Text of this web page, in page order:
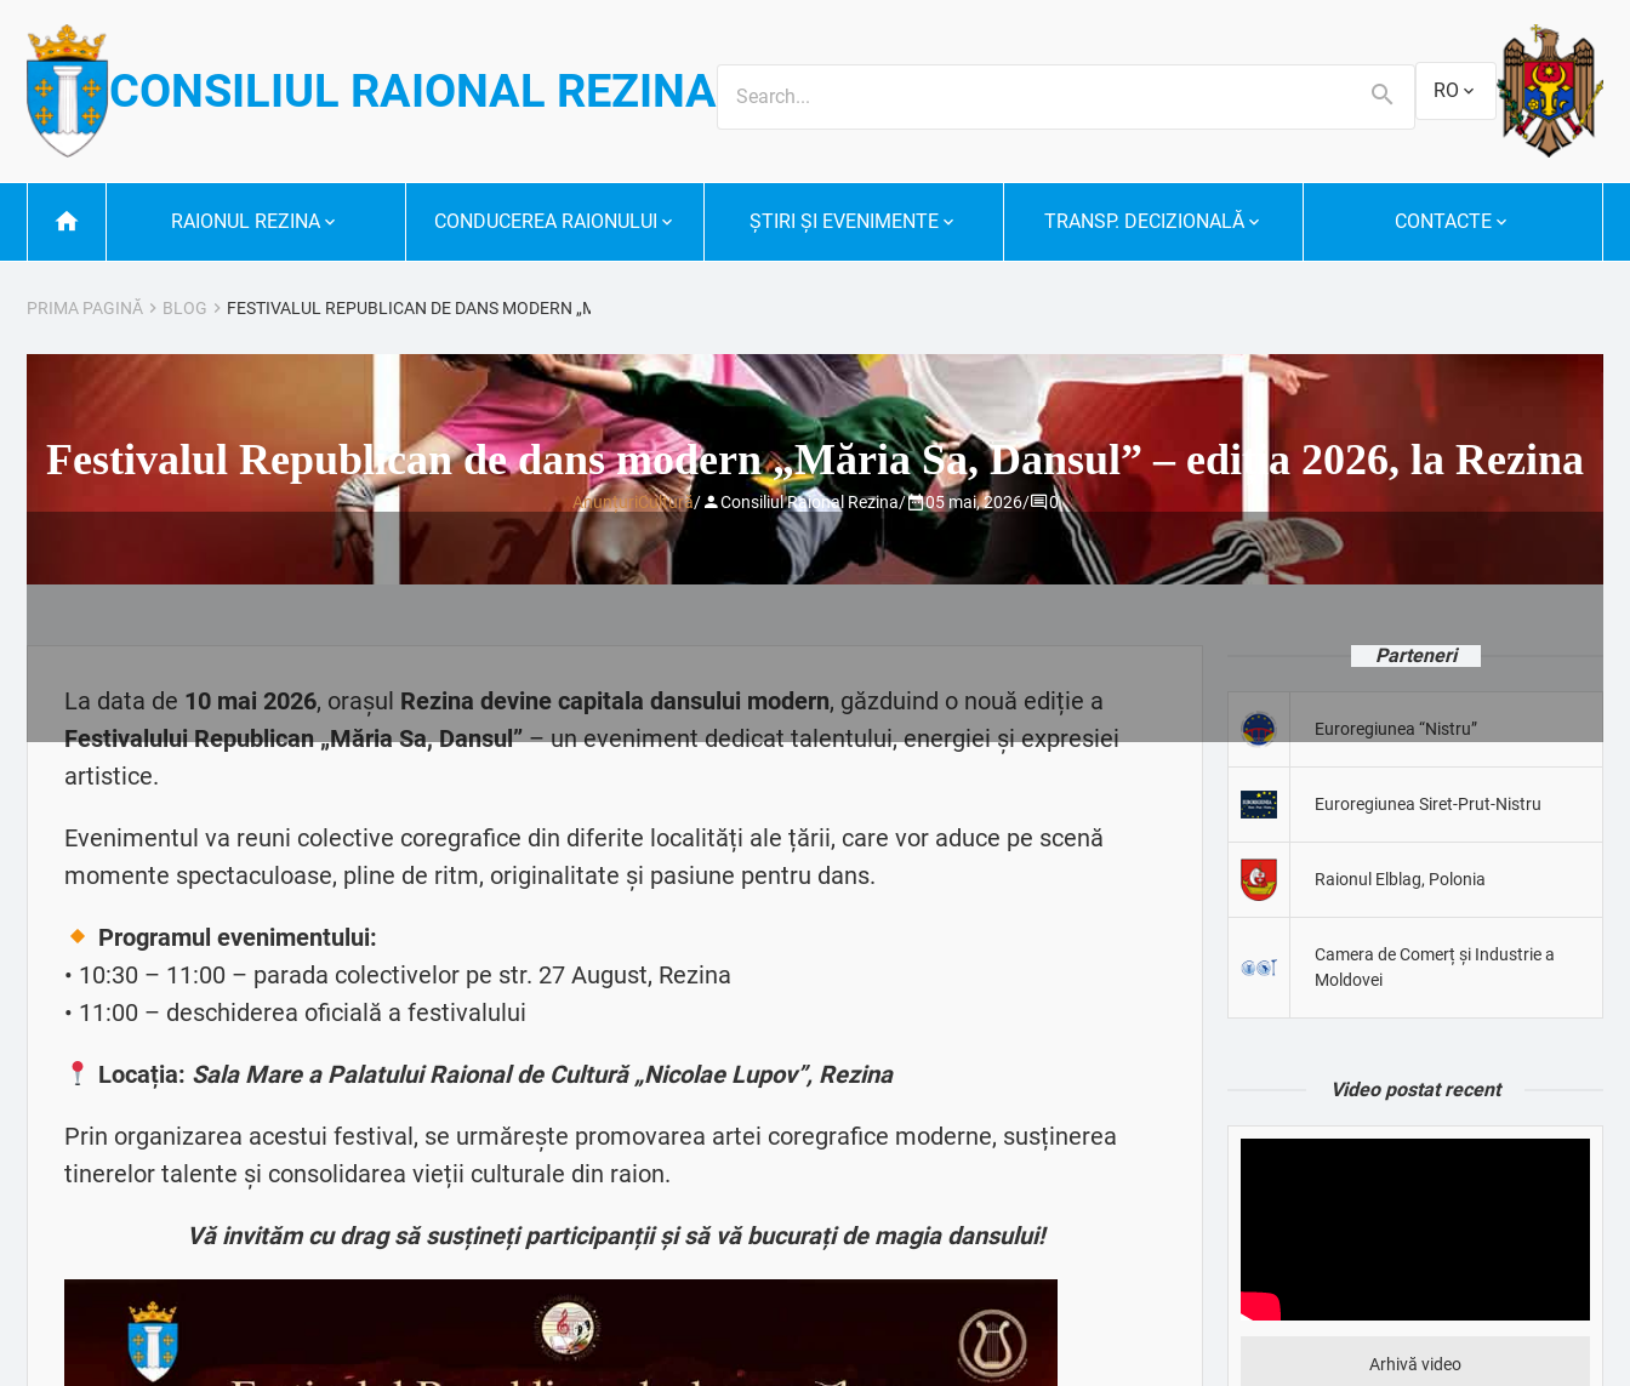
CONSILIUL RAIONAL REZINA
Search
for:
RO
RAIONUL REZINA CONDUCEREA RAIONULUI ȘTIRI ȘI EVENIMENTE TRANSP. DECIZIONALĂ CONTACTE
PRIMA PAGINĂ BLOG FESTIVALUL REPUBLICAN DE DANS MODERN „MĂRIA SA, DANSUL” – EDIȚIA 2026, LA REZINA
Festivalul Republican de dans modern „Măria Sa, Dansul” – ediția 2026, la Rezina
AnunțuriCultură/ Consiliul Raional Rezina/ 05 mai, 2026/ 0
La data de 10 mai 2026, orașul Rezina devine capitala dansului modern, găzduind o nouă ediție a
Festivalului Republican „Măria Sa, Dansul”– un eveniment dedicat talentului, energiei și expresiei
artistice.
Evenimentul va reuni colective coregrafice din diferite localități ale țării, care vor aduce pe scenă
momente spectaculoase, pline de ritm, originalitate și pasiune pentru dans.
Programul evenimentului:
• 10:30 – 11:00 – parada colectivelor pe str. 27 August, Rezina
• 11:00 – deschiderea oficială a festivalului
Locația: Sala Mare a Palatului Raional de Cultură „Nicolae Lupov”, Rezina
Prin organizarea acestui festival, se urmărește promovarea artei coregrafice moderne, susținerea
tinerelor talente și consolidarea vieții culturale din raion.
Vă invităm cu drag să susțineți participanții și să vă bucurați de magia dansului!
Parteneri
Euroregiunea “Nistru”
Euroregiunea Siret-Prut-Nistru
Raionul Elblag, Polonia
Camera de Comerț și Industrie a
Moldovei
Video postat recent
Arhivă video